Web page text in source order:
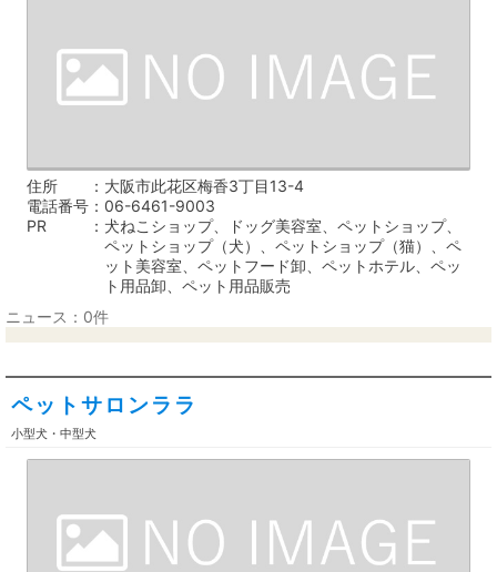
住所
大阪市此花区梅香3丁目13-4
電話番号
06-6461-9003
PR
犬ねこショップ、ドッグ美容室、ペットショップ、
ペットショップ（犬）、ペットショップ（猫）、ペ
ット美容室、ペットフード卸、ペットホテル、ペッ
ト用品卸、ペット用品販売
ニュース：0件
ペットサロンララ
小型犬・中型犬